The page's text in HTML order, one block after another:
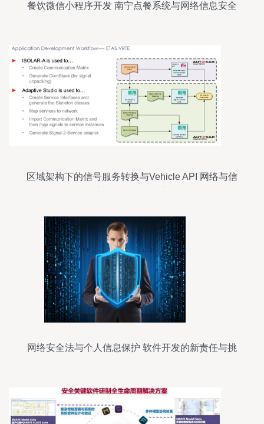
餐饮微信小程序开发 南宁点餐系统与网络信息安全
区域架构下的信号服务转换与Vehicle API 网络与信
网络安全法与个人信息保护 软件开发的新责任与挑